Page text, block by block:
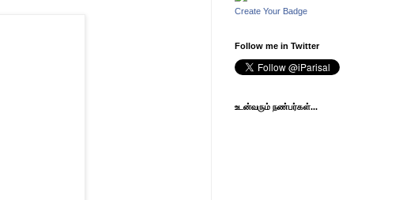
Create Your Badge
Follow me in Twitter
உடன்வரும் நண்பர்கள்...